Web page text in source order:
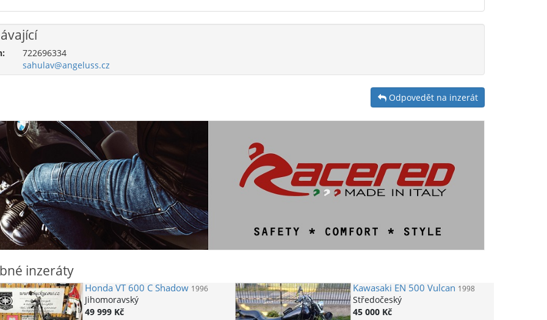
722696334
sahulav@angeluss.cz
Odpovedět na inzerát
inzeráty
HondaVT 600 C Shadow 1996
Jihomoravský
49 999 Kč
Kawasaki EN 500 Vulcan 1998
Středočeský
45 000 Kč